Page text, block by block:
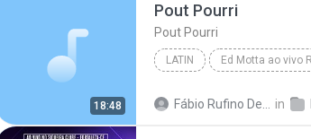
18:48
Pout Pourri
Pout Pourri
LATIN
in